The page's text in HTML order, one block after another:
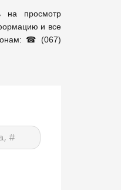
на просмотр
и все
☎ (067)
#